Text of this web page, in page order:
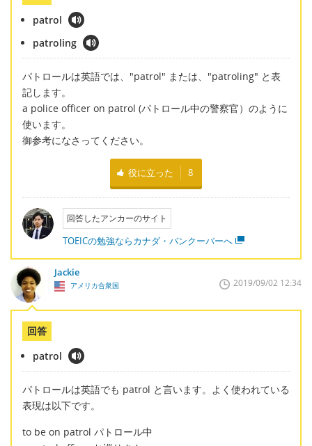
patrol
patroling
パトロールは英語では、"patrol" または、"patroling" と表
記します。
a police officer on patrol (パトロール中の警察官）のように
使います。
御参考になさってください。
役に立った 8
回答したアンカーのサイト
TOEICの勉強ならカナダ・バンクーバーへ
Jackie
アメリカ合衆国 2019/09/02 12:34
回答
patrol
パトロールは英語でも patrol と言います。よく使われている
表現は以下です。
to be on patrol パトロール中